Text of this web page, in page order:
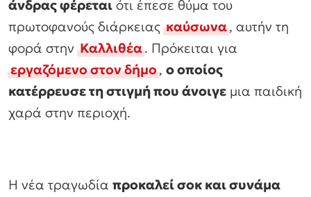
άνδρας φέρεται ότι έπεσε θύμα του
πρωτοφανούς διάρκειαςκαύσωνα, αυτήν τη
φορά στηνΚαλλιθέα. Πρόκειται για
εργαζόμενο στον δήμο, ο οποίος
κατέρρευσε τη στιγμή που άνοιγε μια παιδική
χαρά στην περιοχή.
Η νέα τραγωδία προκαλεί σοκ και συνάμα